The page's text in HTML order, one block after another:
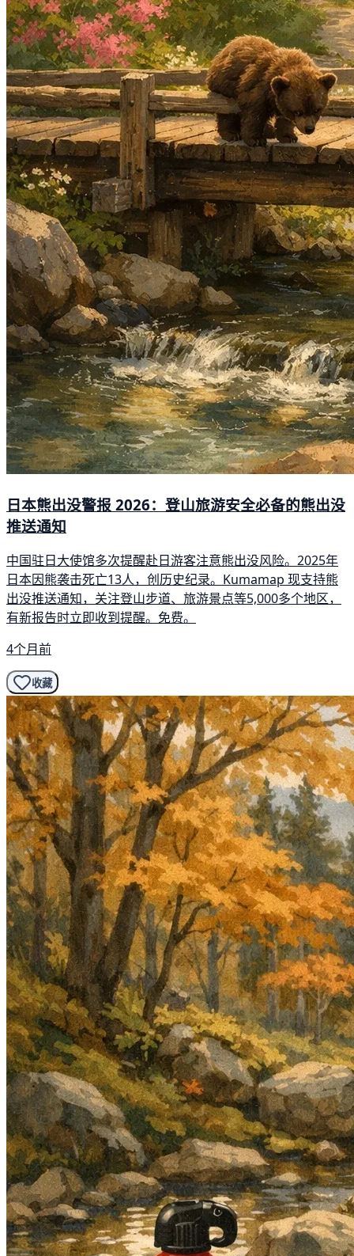
日本熊出没警报 2026：登山旅游安全必备的熊出没
推送通知
中国驻日大使馆多次提醒赴日游客注意熊出没风险。2025年
日本因熊袭击死亡13人，创历史纪录。Kumamap 现支持熊
出没推送通知，关注登山步道、旅游景点等5,000多个地区，
有新报告时立即收到提醒。免费。
4个月前
收藏